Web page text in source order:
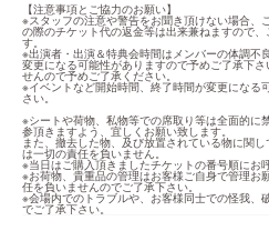
【注意事項とご協力のお願い】
※スタッフの注意や警告をお聞き頂けない場合、
の際のチケット代の返金等は出来兼ねますので
す。
※出演者・出演＆特典会時間はメンバーの体調不
変更になる可能性がありますので予めご了承下
せんので予めご了承ください。
※イベントなど開始時間、終了時間が変更になる
さい。
※シートや荷物、私物等での席取り等は全面的に
参頂きますよう、宜しくお願い致します。
また、撤去した物、及び放置されている物に関
は一切の責任を負いません。
※当日はご購入頂きましたチケットの番号順にお
※お荷物、貴重品の管理はお客様ご自身で管理お
任を負いませんのでご了承下さい。
※会場内でのトラブルや、お客様同士での怪我、
でご了承下さい。